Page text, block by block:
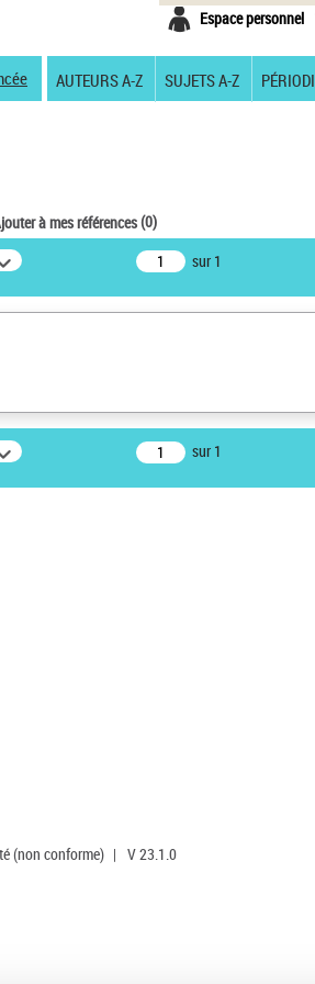
Espace personnel
AUTEURS A-Z SUJETS A-Z
à mes références(0)
sur 1
sur 1
(non conforme) | V 23.1.0